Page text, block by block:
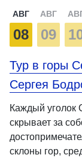
АВГ
08
АВГ
09
Тур в горы
Сергея
Каждый уголок
скрывает за
склоны гор,